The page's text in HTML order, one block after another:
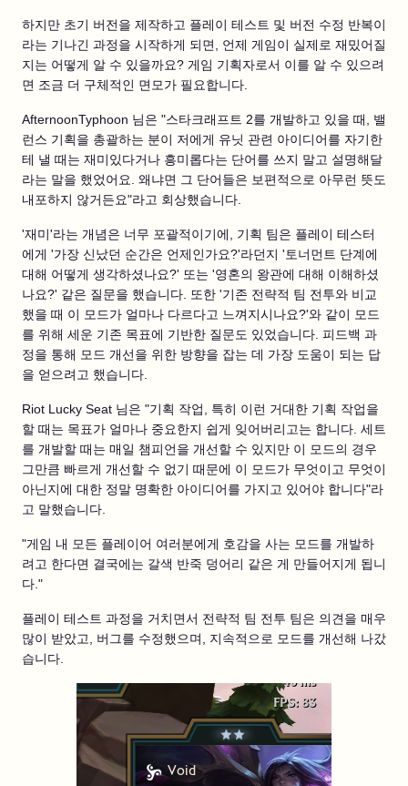
하지만 초기 버전을 제작하고 플레이 테스트 및 버전 수정 반복이
라는 기나긴 과정을 시작하게 되면, 언제 게임이 실제로 재밌어질
지는 어떻게 알 수 있을까요? 게임 기획자로서 이를 알 수 있으려
면 조금 더 구체적인 면모가 필요합니다.
AfternoonTyphoon 님은 "스타크래프트 2를 개발하고 있을 때, 밸
런스 기획을 총괄하는 분이 저에게 유닛 관련 아이디어를 자기한
테 낼 때는 재미있다거나 흥미롭다는 단어를 쓰지 말고 설명해달
라는 말을 했었어요. 왜냐면 그 단어들은 보편적으로 아무런 뜻도
내포하지 않거든요"라고 회상했습니다.
'재미'라는 개념은 너무 포괄적이기에, 기획 팀은 플레이 테스터
에게 '가장 신났던 순간은 언제인가요?'라던지 '토너먼트 단계에
대해 어떻게 생각하셨나요?' 또는 '영혼의 왕관에 대해 이해하셨
나요?' 같은 질문을 했습니다. 또한 '기존 전략적 팀 전투와 비교
했을 때 이 모드가 얼마나 다르다고 느껴지시나요?'와 같이 모드
를 위해 세운 기존 목표에 기반한 질문도 있었습니다. 피드백 과
정을 통해 모드 개선을 위한 방향을 잡는 데 가장 도움이 되는 답
을 얻으려고 했습니다.
Riot Lucky Seat 님은 "기획 작업, 특히 이런 거대한 기획 작업을
할 때는 목표가 얼마나 중요한지 쉽게 잊어버리고는 합니다. 세트
를 개발할 때는 매일 챔피언을 개선할 수 있지만 이 모드의 경우
그만큼 빠르게 개선할 수 없기 때문에 이 모드가 무엇이고 무엇이
아닌지에 대한 정말 명확한 아이디어를 가지고 있어야 합니다"라
고 말했습니다.
"게임 내 모든 플레이어 여러분에게 호감을 사는 모드를 개발하
려고 한다면 결국에는 갈색 반죽 덩어리 같은 게 만들어지게 됩니
다."
플레이 테스트 과정을 거치면서 전략적 팀 전투 팀은 의견을 매우
많이 받았고, 버그를 수정했으며, 지속적으로 모드를 개선해 나갔
습니다.